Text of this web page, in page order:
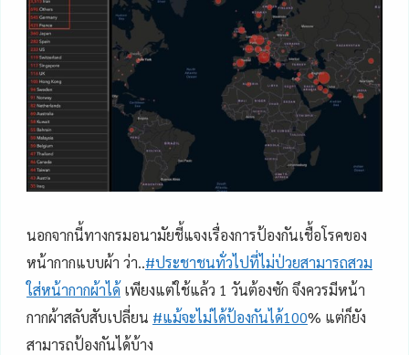
นอกจากนี้ทางกรมอนามัยชี้แจงเรื่องการป้องกันเชื้อโรคของ
หน้ากากแบบผ้า ว่า..#ประชาชนทั่วไปที่ไม่ป่วยสามารถสวม
ใส่หน้ากากผ้าได้ เพียงแต่ใช้แล้ว 1 วันต้องซัก จึงควรมีหน้า
กากผ้าสลับสับเปลี่ยน #แม้จะไม่ได้ป้องกันได้100% แต่ก็ยัง
สามารถป้องกันได้บ้าง